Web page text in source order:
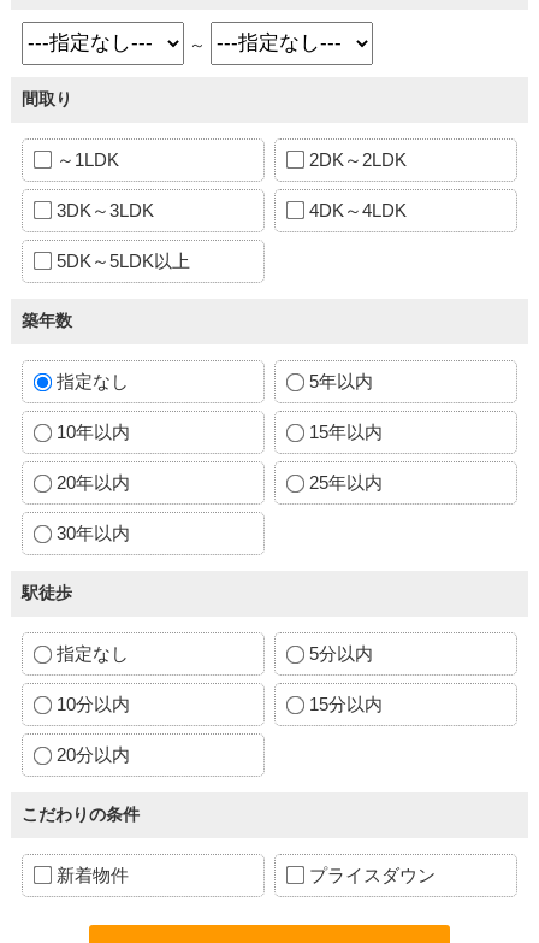
～
間取り
～1LDK 2DK～2LDK
3DK～3LDK 4DK～4LDK
5DK～5LDK以上
築年数
指定なし 5年以内
10年以内 15年以内
20年以内 25年以内
30年以内
駅徒歩
指定なし 5分以内
10分以内 15分以内
20分以内
こだわりの条件
新着物件 プライスダウン